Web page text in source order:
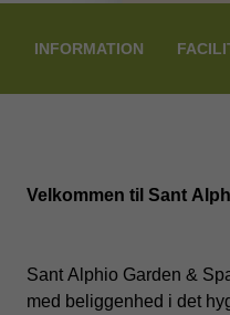
INFORMATION
Velkommen til Sant
Sant Alphio Garden &
med beliggenhed i det